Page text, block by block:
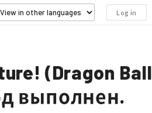
Log in
(Dragon Ball
выполнен.